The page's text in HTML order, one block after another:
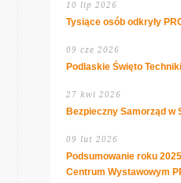
10 lip 2026
Tysiące osób odkryły
09 cze 2026
Podlaskie Święto
27 kwi 2026
Bezpieczny Samorząd w
09 lut 2026
Podsumowanie roku
Centrum Wystawowym